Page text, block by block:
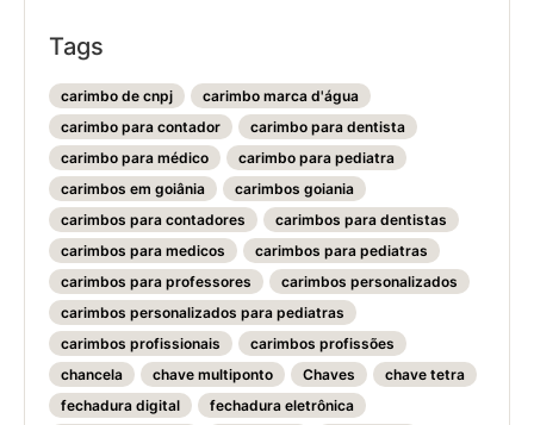
Tags
carimbo de cnpj
carimbo marca d'água
carimbo para contador
carimbo para dentista
carimbo para médico
carimbo para pediatra
carimbos em goiânia
carimbos goiania
carimbos para contadores
carimbos para dentistas
carimbos para medicos
carimbos para pediatras
carimbos para professores
carimbos personalizados
carimbos personalizados para pediatras
carimbos profissionais
carimbos profissões
chancela
chave multiponto Chaves
chave tetra
fechadura digital
fechadura eletrônica